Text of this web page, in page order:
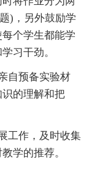
)，另外鼓励学
个学生都能学
习干劲。
自预备实验材
的理解和把
工作，及时收集
学的推荐。